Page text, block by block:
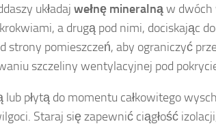
układaj wełnę mineralnąw dwóch
a drugą pod nimi, dociskając
strony pomieszczeń, aby ograniczyć
szczeliny wentylacyjnej pod
płytą do momentu całkowitego
Staraj się zapewnić ciągłość